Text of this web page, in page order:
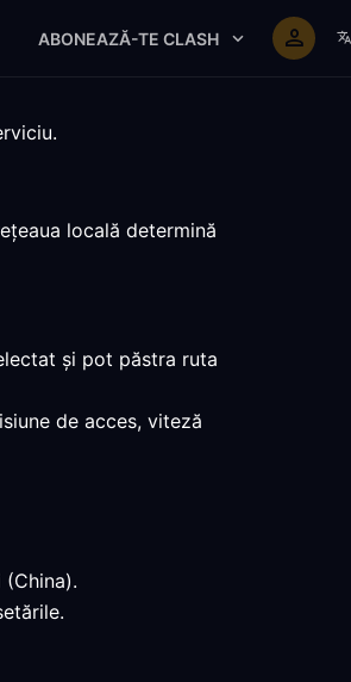
ABONEAZĂ-TE CLASH
locală determină
și pot păstra ruta
de acces, viteză